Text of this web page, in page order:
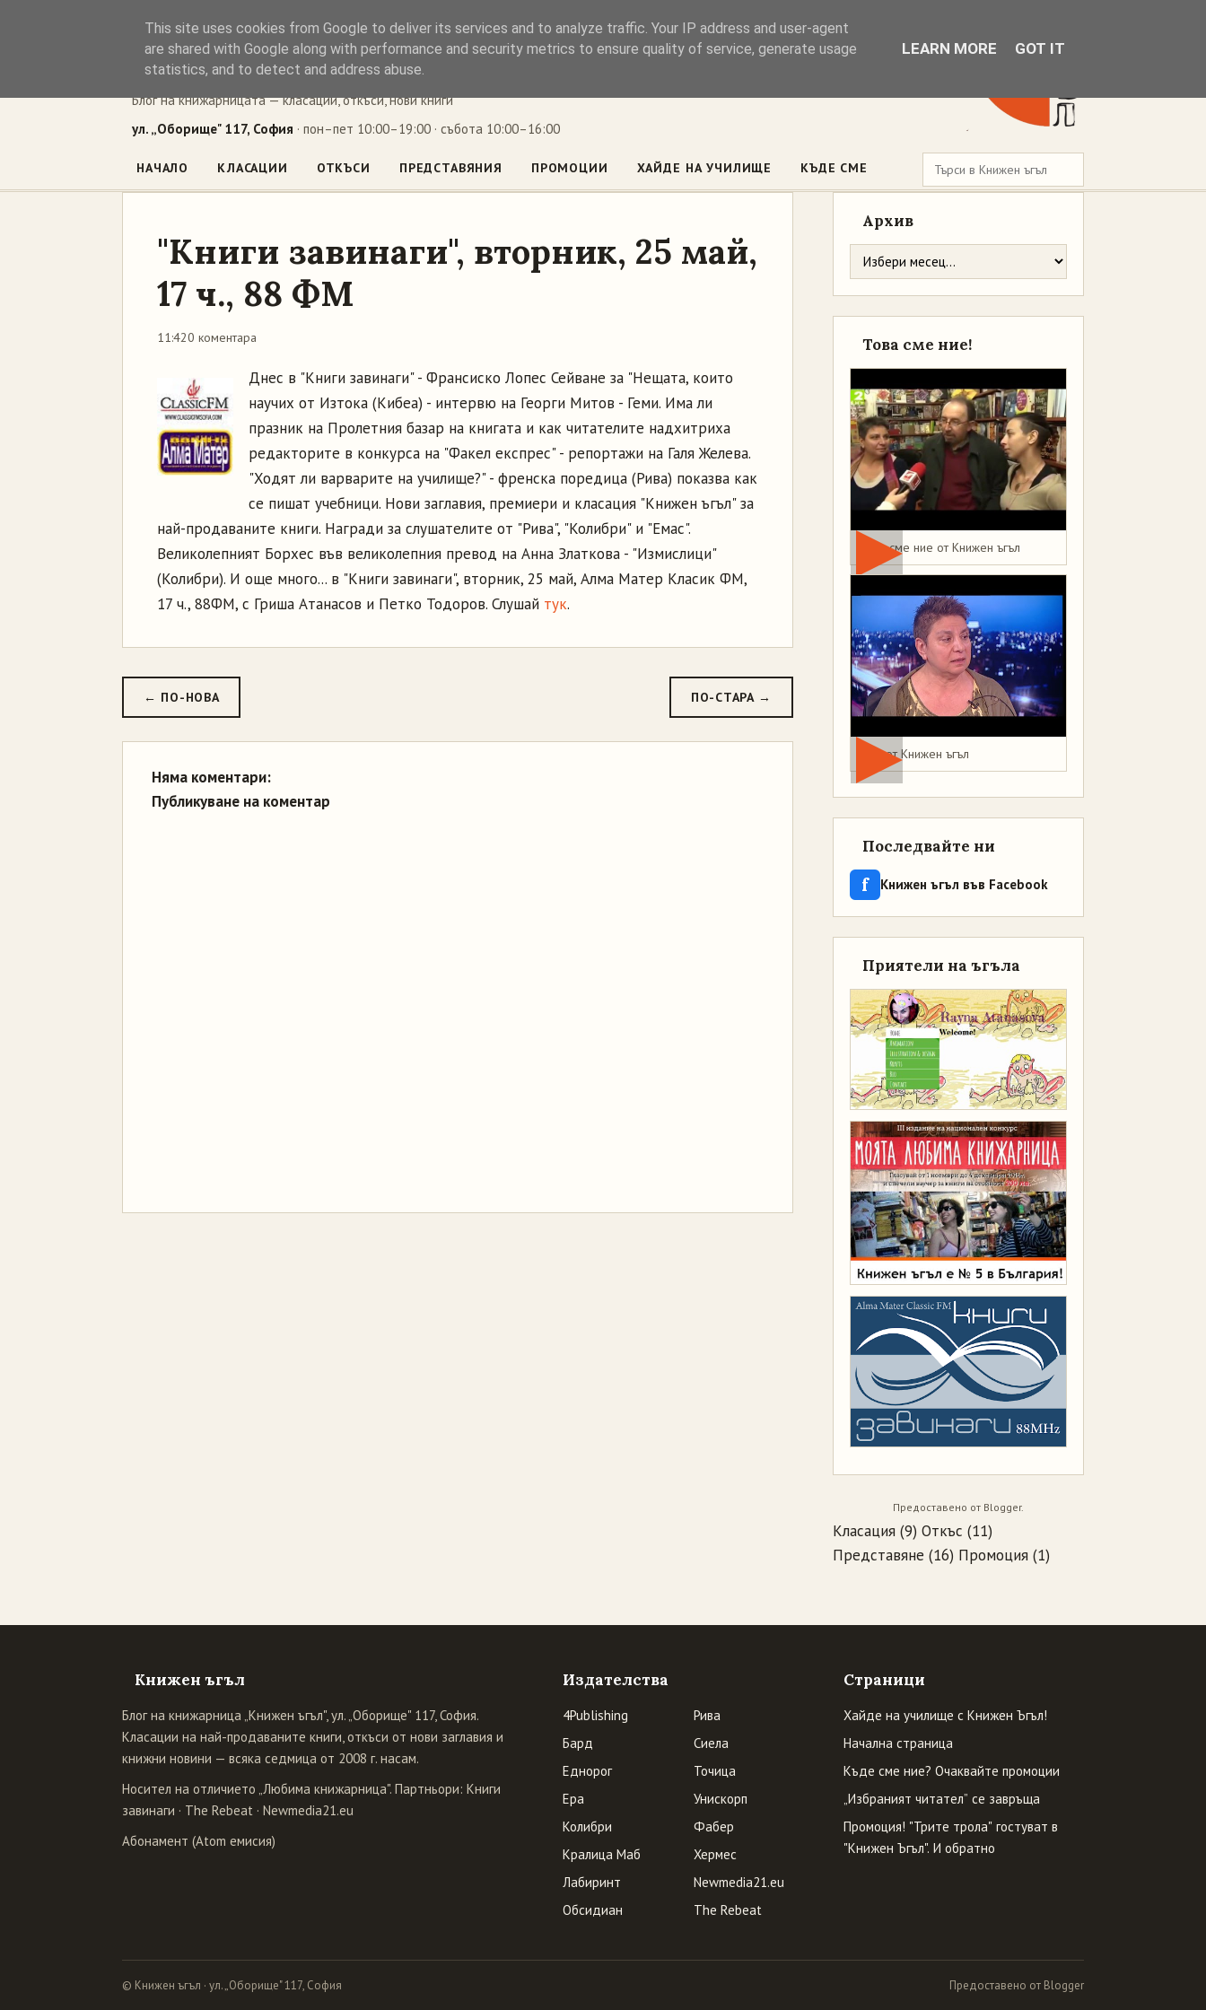
Книжен ъгъл
Блог на книжарницата — класации, откъси, нови книги
ул. „Оборище" 117, София · пон–пет 10:00–19:00 · събота 10:00–16:00
НАЧАЛО КЛАСАЦИИ ОТКЪСИ ПРЕДСТАВЯНИЯ ПРОМОЦИИ ХАЙДЕ НА УЧИЛИЩЕ КЪДЕ СМЕ
"Книги завинаги", вторник, 25 май,
17 ч., 88 ФМ
11:420 коментара
Днес в "Книги завинаги" - Франсиско Лопес Сейване за "Нещата, които
научих от Изтока (Кибеа) - интервю на Георги Митов - Геми. Има ли
празник на Пролетния базар на книгата и как читателите надхитриха
редакторите в конкурса на "Факел експрес" - репортажи на Галя Желева.
"Ходят ли варварите на училище?" - френска поредица (Рива) показва как
се пишат учебници. Нови заглавия, премиери и класация "Книжен ъгъл" за
най-продаваните книги. Награди за слушателите от "Рива", "Колибри" и "Емас".
Великолепният Борхес във великолепния превод на Анна Златкова - "Измислици"
(Колибри). И още много... в "Книги завинаги", вторник, 25 май, Алма Матер Класик ФМ,
17 ч., 88ФМ, с Гриша Атанасов и Петко Тодоров. Слушай тук.
← ПО-НОВА ПО-СТАРА →
Няма коментари:
Публикуване на коментар
Архив
Това сме ние!
Това сме ние от Книжен ъгъл
Мая от Книжен ъгъл
Последвайте ни
f Книжен ъгъл във Facebook
Приятели на ъгъла
Предоставено от Blogger.
Класация (9) Откъс (11)
Представяне (16) Промоция (1)
Книжен ъгъл
Блог на книжарница „Книжен ъгъл", ул. „Оборище" 117, София.
Класации на най-продаваните книги, откъси от нови заглавия и
книжни новини — всяка седмица от 2008 г. насам.
Носител на отличието „Любима книжарница". Партньори: Книги
завинаги · The Rebeat · Newmedia21.eu
Абонамент (Atom емисия)
Издателства
4Publishing
Бард
Еднорог
Ера
Колибри
Кралица Маб
Лабиринт
Обсидиан
Рива
Сиела
Точица
Унискорп
Фабер
Хермес
Newmedia21.eu
The Rebeat
Страници
Хайде на училище с Книжен Ъгъл!
Начална страница
Къде сме ние? Очаквайте промоции
„Избраният читател” се завръща
Промоция! "Трите трола" гостуват в
"Книжен Ъгъл". И обратно
© Книжен ъгъл · ул. „Оборище" 117, София Предоставено от Blogger
This site uses cookies from Google to deliver its services and to analyze traffic. Your IP address and user-agent
are shared with Google along with performance and security metrics to ensure quality of service, generate usage
statistics, and to detect and address abuse.
LEARN MORE GOT IT